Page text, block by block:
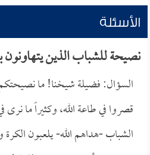
الأسئلة
نصيحة للشباب الذين
السؤال: فضيلة شيخنا! ما
قصروا في طاعة الله، وكثيراً ما
الشباب -هداهم الله- يلعبون